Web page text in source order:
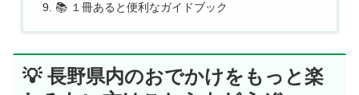
📚 １冊あると便利なガイドブック
💡 長野県内のおでかけをもっと楽